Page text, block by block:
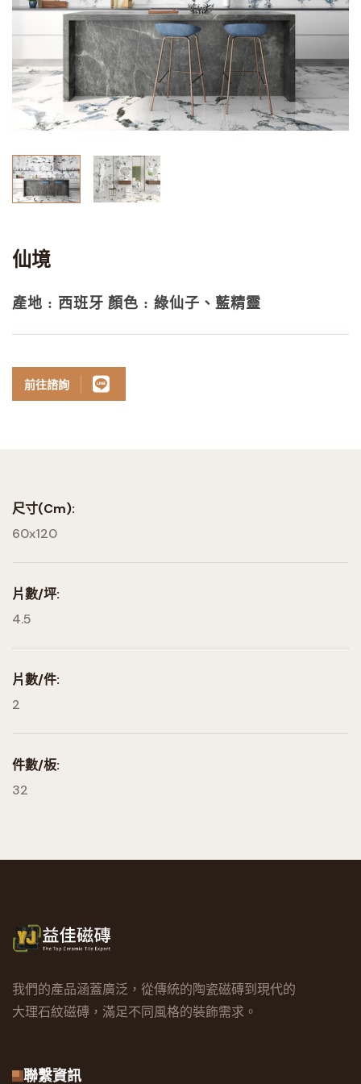
仙境
產地 : 西班牙 顏色 : 綠仙子、藍精靈
前往諮詢
尺寸(cm):
60x120
片數/坪:
4.5
片數/件:
2
件數/板:
32
我們的產品涵蓋廣泛，從傳統的陶瓷磁磚到現代的
大理石紋磁磚，滿足不同風格的裝飾需求。
聯繫資訊